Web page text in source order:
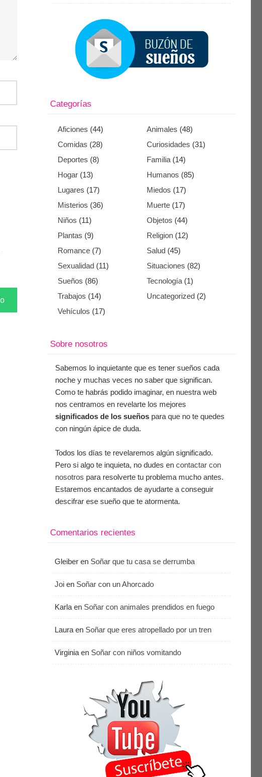
Categorías
Aficiones (44) Animales (48)
Comidas (28) Curiosidades (31)
Deportes (8) Familia (14)
Hogar (13) Humanos (85)
Lugares (17) Miedos (17)
Misterios (36) Muerte (17)
Niños (11) Objetos (44)
Plantas (9) Religion (12)
Romance (7) Salud (45)
Sexualidad (11) Situaciones (82)
Sueños (86) Tecnología (1)
Trabajos (14) Uncategorized (2)
Vehículos (17)
Sobre nosotros
Sabemos lo inquietante que es tener sueños cada
noche y muchas veces no saber que significan.
Como te habrás podido imaginar, en nuestra web
nos centramos en revelarte los mejores
significados de los sueños para que no te quedes
con ningún ápice de duda.
Todos los días te revelaremos algún significado.
Pero si algo te inquieta, no dudes en contactar con
nosotros para resolverte tu problema mucho antes.
Estaremos encantados de ayudarte a conseguir
descifrar ese sueño que te atormenta.
Comentarios recientes
Gleiber en Soñar que tu casa se derrumba
Joi en Soñar con un Ahorcado
Karla en Soñar con animales prendidos en fuego
Laura en Soñar que eres atropellado por un tren
Virginia en Soñar con niños vomitando